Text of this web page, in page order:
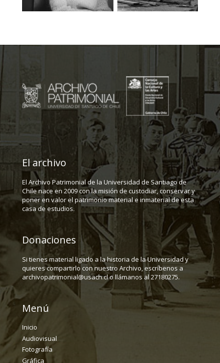
El archivo
El Archivo Patrimonial de la Universidad de Santiago de
Chile nace en 2009 con la misión de custodiar, conservar y
poner en valor el patrimonio material e inmaterial de esta
casa de estudios.
Donaciones
Si tienes material ligado a la historia de la Universidad y
quieres compartirlo con nuestro Archivo, escríbenos a
archivopatrimonial@usach.cl o llámanos al 27180275.
Menú
Inicio
Audiovisual
Fotografía
Gráfica